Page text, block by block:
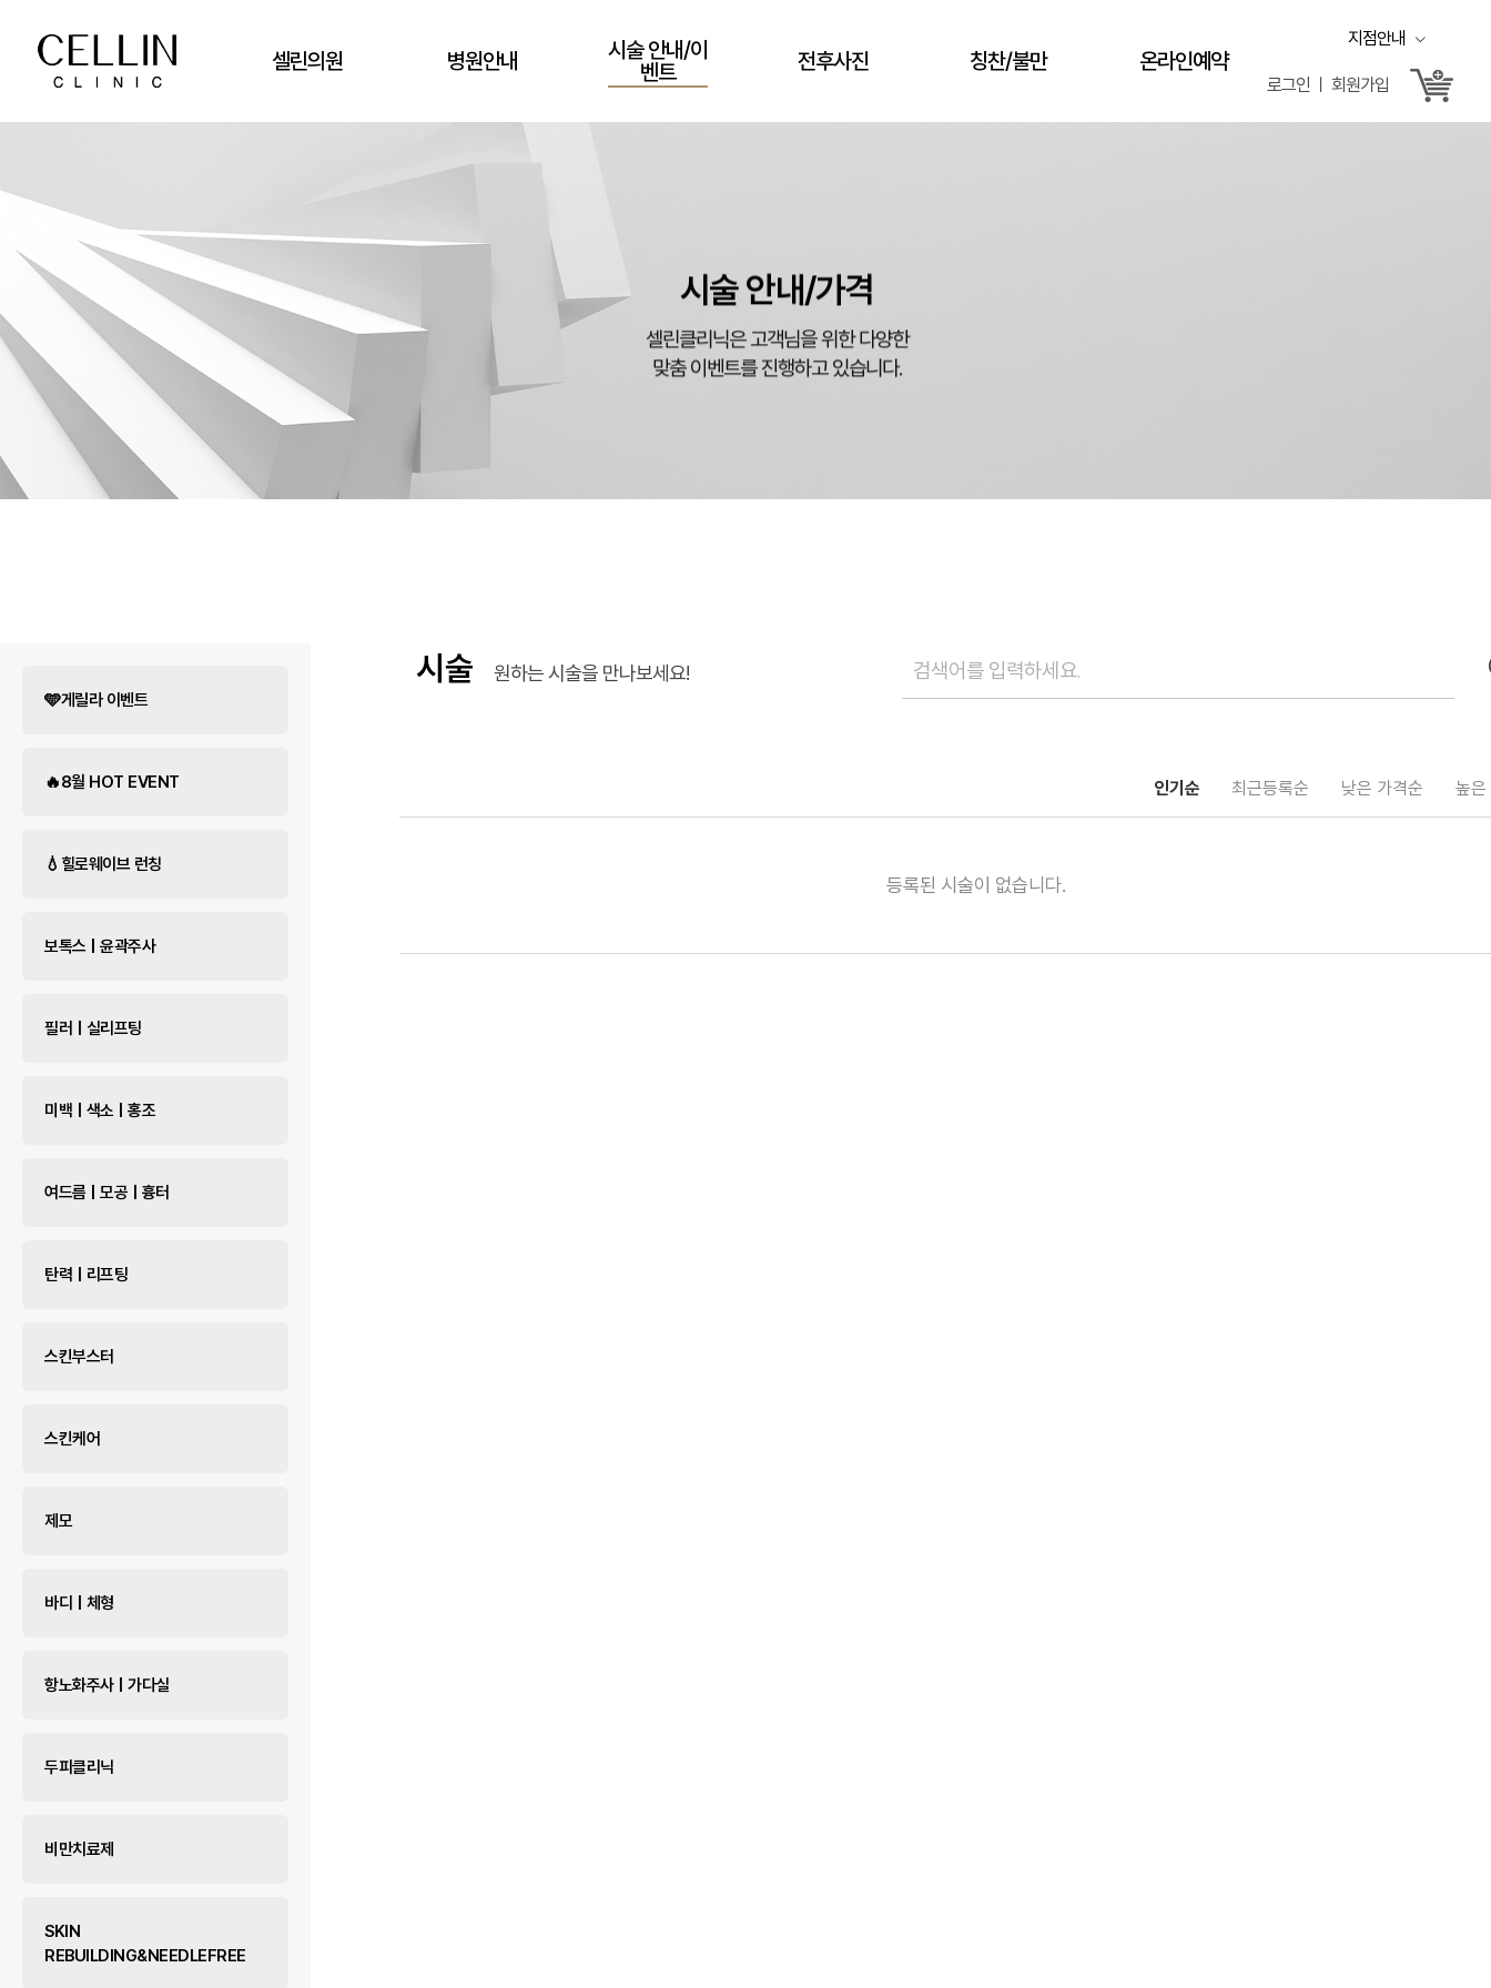
지점안내
로그인 ㅣ 회원가입
셀린의원 병원안내
시술 안내/이
벤트
전후사진 칭찬/불만 온라인예약
시술 안내/가격
셀린클리닉은 고객님을 위한 다양한
맞춤 이벤트를 진행하고 있습니다.
🩵게릴라 이벤트
🔥8월 HOT EVENT
💧힐로웨이브 런칭
보톡스 | 윤곽주사
필러 | 실리프팅
미백 | 색소 | 홍조
여드름 | 모공 | 흉터
탄력 | 리프팅
스킨부스터
스킨케어
제모
바디 | 체형
항노화주사 | 가다실
두피클리닉
비만치료제
SKIN
REBUILDING&NEEDLEFREE
시술 원하는 시술을 만나보세요!
인기순 최근등록순 낮은 가격순 높은
등록된 시술이 없습니다.